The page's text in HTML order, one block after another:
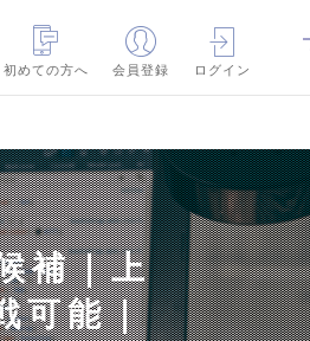
初めての方へ
会員登録 ログイン
補｜上
可能｜